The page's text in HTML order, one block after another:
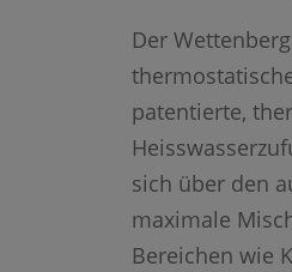
Der
patentierte,
sich über den
maximale
Bereichen wie